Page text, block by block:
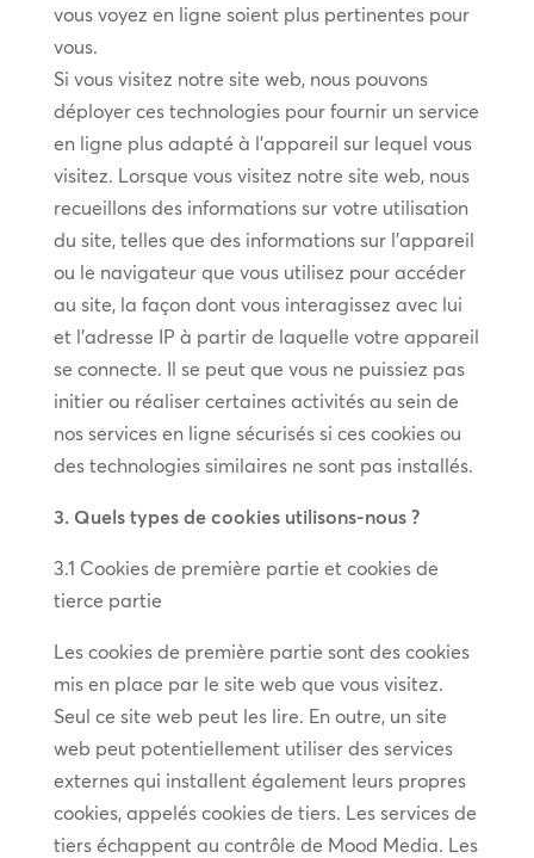
vous voyez en ligne soient plus pertinentes pour
vous.
Si vous visitez notre site web, nous pouvons
déployer ces technologies pour fournir un service
en ligne plus adapté à l’appareil sur lequel vous
visitez. Lorsque vous visitez notre site web, nous
recueillons des informations sur votre utilisation
du site, telles que des informations sur l’appareil
ou le navigateur que vous utilisez pour accéder
au site, la façon dont vous interagissez avec lui
et l’adresse IP à partir de laquelle votre appareil
se connecte. Il se peut que vous ne puissiez pas
initier ou réaliser certaines activités au sein de
nos services en ligne sécurisés si ces cookies ou
des technologies similaires ne sont pas installés.
3. Quels types de cookies utilisons-nous ?
3.1 Cookies de première partie et cookies de
tierce partie
Les cookies de première partie sont des cookies
mis en place par le site web que vous visitez.
Seul ce site web peut les lire. En outre, un site
web peut potentiellement utiliser des services
externes qui installent également leurs propres
cookies, appelés cookies de tiers. Les services de
tiers échappent au contrôle de Mood Media. Les